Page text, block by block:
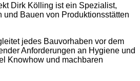
Dirk Kölling ist ein Spezialist,
und Bauen von Produktionsstätten
jedes Bauvorhaben vor dem
Anforderungen an Hygiene und
Knowhow und machbaren